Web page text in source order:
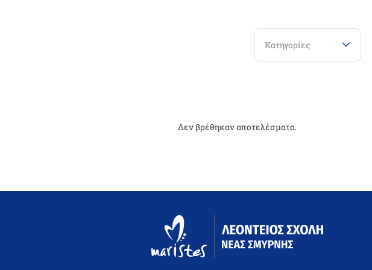
Κατηγορίες
Δεν βρέθηκαν αποτελέσματα.